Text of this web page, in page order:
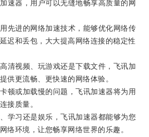
器，用户可以无缝地畅享高质量的网
进的网络加速技术，能够优化网络传
迟和丢包，大大提高网络连接的稳定性
视频、玩游戏还是下载文件，飞讯加
供更流畅、更快速的网络体验。
或加载慢的问题，飞讯加速器将为用
接质量。
习还是娱乐，飞讯加速器都能够为您
络环境，让您畅享网络世界的乐趣。